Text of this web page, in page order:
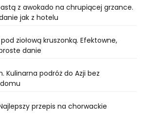
z awokado na chrupiącej grzance.
jak z hotelu
ziołową kruszonką. Efektowne,
danie
Kulinarna podróż do Azji bez
przepis na chorwackie